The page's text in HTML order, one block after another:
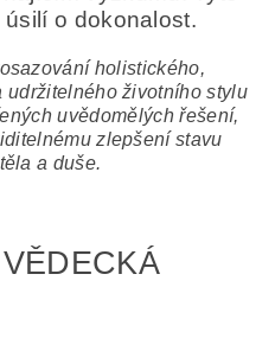
o dokonalost.
holistického,
udržitelného životního stylu
uvědomělých řešení,
zlepšení stavu
a duše.